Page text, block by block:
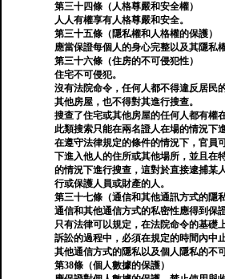
第三十四條（人格尊嚴和安全權）
人人有權享有人格尊嚴和安全。
第三十五條（隱私權和人格權的保護）
應當保證每個人的身心完整以及其隱私
第三十六條（住房的不可侵犯性）
住宅不可侵犯。
沒有法院命令，任何人都不得違反居民
其他房屋，也不得對其進行搜查。
搜查了住宅或其他房屋的任何人都有權
此類搜索只能在兩名證人在場的情況下進
在遵守法律規定的條件的情況下，官員
下進入他人的住所或其他場所，並且在
的情況下進行搜查，這對於直接逮捕某
行或保護人員或財產的人。
第三十七條（通信和其他通訊方式的隱私
通信和其他通信方式的私密性應得到保證
只有法律可以規定，在法院命令的基礎
訴訟的過程中，必須在規定的時間內中
其他通信方式的隱私以及個人隱私的不
第38條（個人數據的保護）